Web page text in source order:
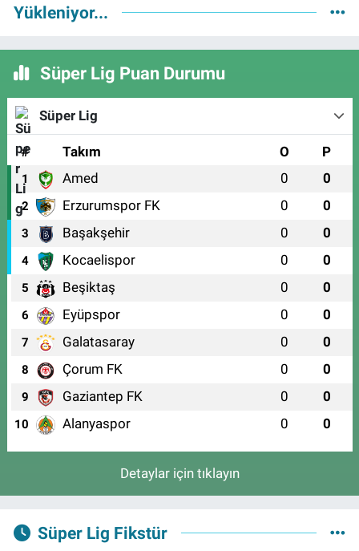
Yükleniyor...
Süper Lig Puan Durumu
Süper Lig
# Takım O P
1 Amed 0 0
2 Erzurumspor FK 0 0
3 Başakşehir 0 0
4 Kocaelispor 0 0
5 Beşiktaş 0 0
6 Eyüpspor 0 0
7 Galatasaray 0 0
8 Çorum FK 0 0
9 Gaziantep FK 0 0
10 Alanyaspor 0 0
Detaylar için tıklayın
Süper Lig Fikstür